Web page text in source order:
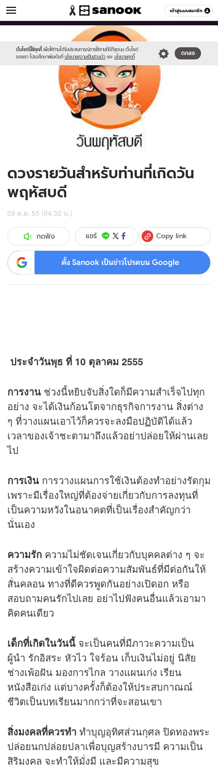
เข้าสู่ระบบสมาชิก
ดูดวง หมวดอื่นๆ
เว็บไซต์นี้ใช้คุกกี้ เพื่อให้ท่านได้รับประสบการณ์การใช้งานที่ดีที่สุดบน เว็บไซต์
ของเรา โปรดศึกษาเพิ่มเติมที่ นโยบายความเป็นส่วนตัว และ นโยบายคุกกี้
ตกลง
//s.isanook.com/sr/0/images/logo-
sanook.png
//s.isanook.com/ho/0/ud/7/35817/170-
ดวงรายวันสำหรับท่านที่เกิดวัน
พฤหัสบดี
09 ต.ค. 55 (04:32 น.)
กดฟัง แชร์ Copy link
ตั้ง Sanook เป็นข่าวโปรดบน Google
ประจำวันพุธ ที่ 10 ตุลาคม 2555
การงาน ช่วงนี้หยิบจับสิ่งใดก็มีความสำเร็จไปทุก
อย่าง จะได้เงินก้อนโตจากธุรกิจการงาน สิ่งต่าง
ๆ ที่วางแผนเอาไว้ก็ควรจะลงมือปฏิบัติได้แล้ว
เวลาของเจ้าชะตามาถึงแล้วอย่าปล่อยให้ผ่านเลย
ไป
การเงิน การวางแผนการใช้เงินต้องทำอย่างรัดกุม
เพราะมีเรื่องใหญ่ที่ต้องจ่ายเกี่ยวกับการลงทุนที่
เป็นความหวังในอนาคตที่เป็นเรื่องสำคัญกว่า
นั่นเอง
ความรัก ความไม่ชัดเจนเกี่ยวกับบุคคลต่าง ๆ จะ
สร้างความเข้าใจผิดต่อความสัมพันธ์ที่มีต่อกันให้
สั่นคลอน ทางที่ดีควรพูดกันอย่างเปิดอก หรือ
สอบถามคนรักไปเลย อย่าไปฟังคนอื่นแล้วเอามา
คิดคนเดียว
เด็กที่เกิดในวันนี้ จะเป็นคนที่มีภาวะความเป็น
ผู้นำ รักอิสระ หัวไว ใจร้อน เก็บเงินไม่อยู่ นิสัย
ช่างเพ้อฝัน มองการไกล วางแผนเก่ง เรียน
หนังสือเก่ง แต่บางครั้งก็ต้องให้ประสบกาณณ์
ชีวิตเป็นบทเรียนมากกว่าที่จะสอนเขา
สิ่งมงคลที่ควรทำ ทำบุญอุทิศส่วนกุศล ปิดทองพระ
ปล่อยนกปล่อยปลาเพื่อบุญสร้างบารมี ความเป็น
สิริมงคล จะทำให้มั่งมี และมีความสุข